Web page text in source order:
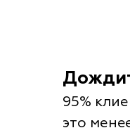
95%
это